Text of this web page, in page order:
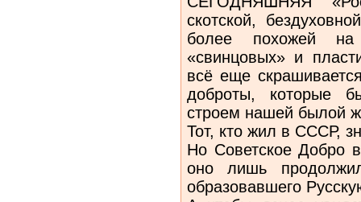
скотской,
более похожей
«свинцовых» и
всё еще
доброты, которые
строем нашей былой
Тот, кто жил в СССР,
Но Советское Добро
оно лишь
образовавшего